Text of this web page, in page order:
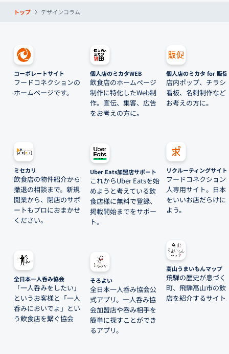
トップ デザインコラム
コーポレートサイト
フードコネクションの
ホームページです。
ミセカリ
飲食店の物件紹介から
撤退の相談まで。新規
開業から、閉店のサポ
ートもプロにおまかせ
ください。
全日本一人呑み協会
「一人呑みをしたい」
というお客様と「一人
呑みにおいでよ」とい
う飲食店を繋ぐ協会
個人店のミカタWEB
飲食店のホームページ
制作に特化したWeb制
作。宣伝、集客、広告
をお考えの方に。
Uber Eats加盟店サポート
これからUber Eatsを始
めようと考えている飲
食店様に無料で登録、
掲載開始までをサポー
ト。
そろよい
全日本一人呑み協会公
式アプリ。一人呑み協
会加盟店や呑み相手を
簡単に探すことができ
るアプリ。
個人店のミカタ for 販促
店内ポップ、チラシ
看板、名刺制作など
お考えの方に。
リクルーティングサイト
フードコネクション
人専用サイト。日本
をいいお店だらけに
よう。
高山うまいもんマップ
飛騨の歴史が息づく
町、飛騨高山市の飲
店を紹介するサイト